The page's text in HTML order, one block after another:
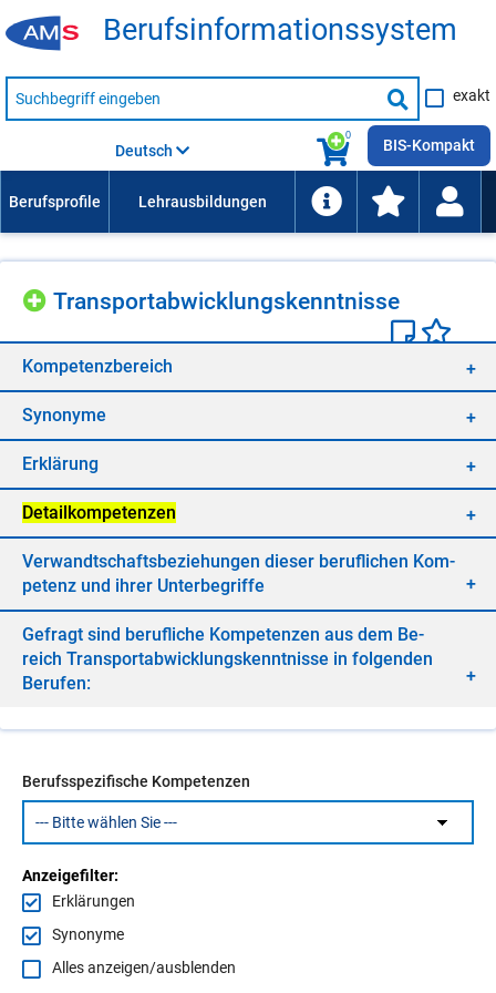
Be­rufs­in­for­ma­ti­ons­sys­tem
Suche
nach
Suche
starten
exakt
0
Deutsch BIS-Kompakt
Trans­port­ab­wick­lungs­kennt­nis­se
Kom­pe­tenz­be­reich
Syn­ony­me
Er­klä­rung
De­tail­kom­pe­ten­zen
Ver­wandt­schafts­be­zie­hun­gen die­ser be­ruf­li­chen Kom­
pe­tenz und ih­rer Un­ter­be­grif­fe
Ge­fragt sind be­ruf­li­che Kom­pe­ten­zen aus dem Be­
reich Trans­port­ab­wick­lungs­kennt­nis­se in fol­gen­den
Be­ru­fen:
Berufsspezifische Kompetenzen
Anzeigefilter:
Erklärungen
Synonyme
Alles anzeigen/ausblenden